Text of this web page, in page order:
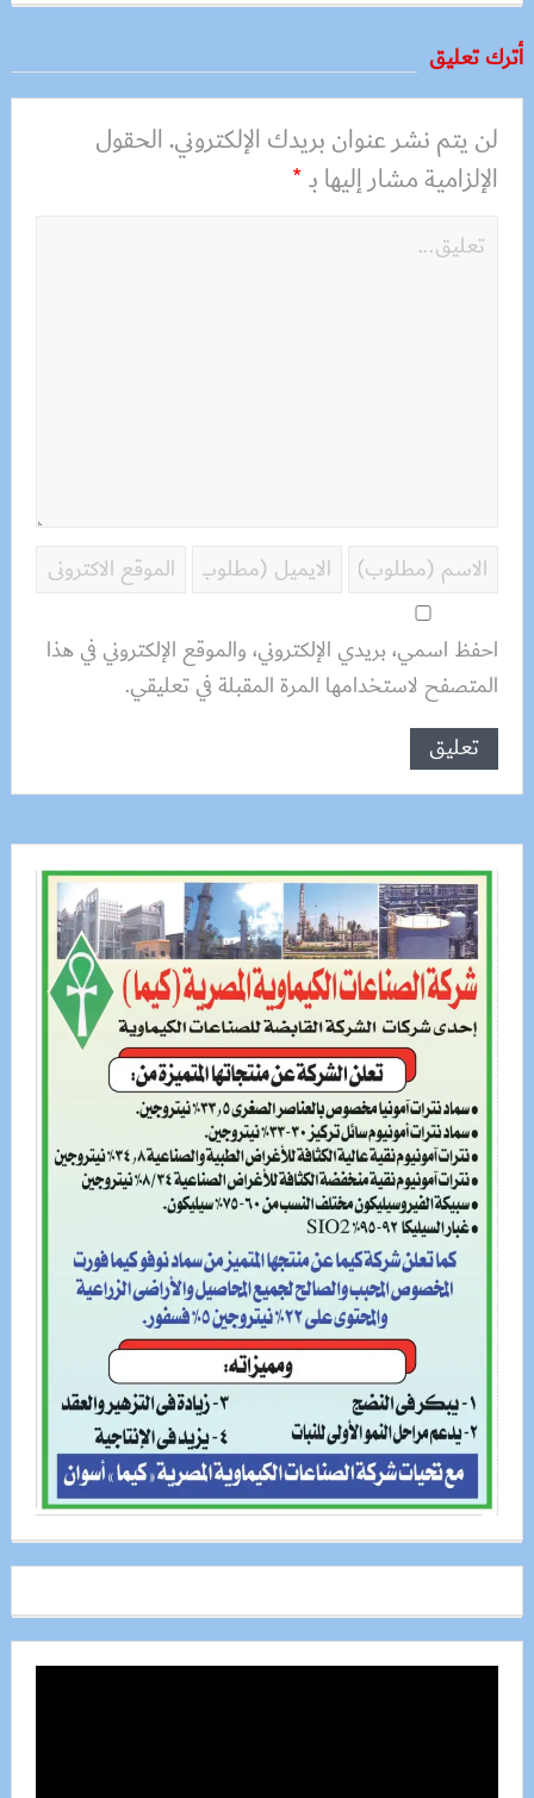
أترك تعليق
لن يتم نشر عنوان بريدك الإلكتروني.الحقول
الإلزامية مشار إليها بـ*
احفظ اسمي، بريدي الإلكتروني، والموقع الإلكتروني في هذا
المتصفح لاستخدامها المرة المقبلة في تعليقي.